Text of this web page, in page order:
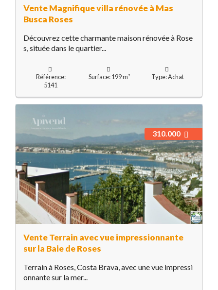
Vente Magnifique villa rénovée à Mas
Busca Roses
Découvrez cette charmante maison rénovée à Rose
s, située dans le quartier...
Référence:
5141
Surface: 199 m² Type: Achat
Vente Terrain avec vue impressionnante
sur la Baie de Roses
310.000
Terrain à Roses, Costa Brava, avec une vue impressi
onnante sur la mer...